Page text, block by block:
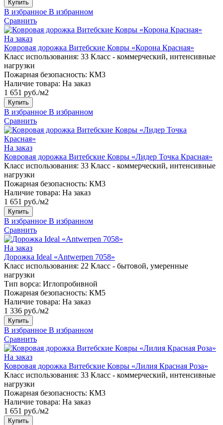
Купить
В избранное В избранном
Сравнить
На заказ
Ковровая дорожка Витебские Ковры «Корона Красная»
Класс использования: 33 Класс - коммерческий, интенсивные
нагрузки
Пожарная безопасность: КМ3
Наличие товара: На заказ
1 651 руб./м2
Купить
В избранное В избранном
Сравнить
На заказ
Ковровая дорожка Витебские Ковры «Лидер Точка Красная»
Класс использования: 33 Класс - коммерческий, интенсивные
нагрузки
Пожарная безопасность: КМ3
Наличие товара: На заказ
1 651 руб./м2
Купить
В избранное В избранном
Сравнить
На заказ
Дорожка Ideal «Antwerpen 7058»
Класс использования: 22 Класс - бытовой, умеренные
нагрузки
Тип ворса: Иглопробивной
Пожарная безопасность: КМ5
Наличие товара: На заказ
1 336 руб./м2
Купить
В избранное В избранном
Сравнить
На заказ
Ковровая дорожка Витебские Ковры «Лилия Красная Роза»
Класс использования: 33 Класс - коммерческий, интенсивные
нагрузки
Пожарная безопасность: КМ3
Наличие товара: На заказ
1 651 руб./м2
Купить